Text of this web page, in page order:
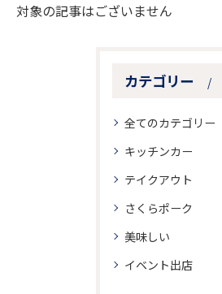
対象の記事はございません
カテゴリー
全てのカテゴリー
キッチンカー
テイクアウト
さくらポーク
美味しい
イベント出店